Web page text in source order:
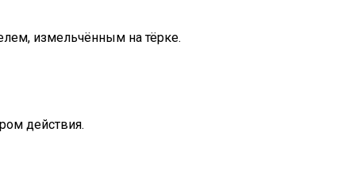
измельчённым на тёрке.
действия.